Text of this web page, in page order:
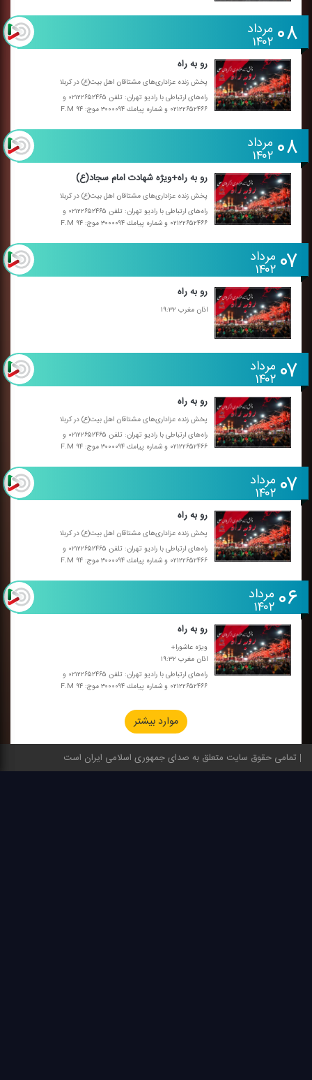
۰۸ مرداد
۱۴۰۲
رو به راه
پخش زنده عزاداری‌های مشتاقان اهل بیت(ع) در كربلا
راه‌های ارتباطی با رادیو تهران: تلفن ۰۲۱۲۲۶۵۲۴۶۵ و
۰۲۱۲۲۶۵۲۴۶۶ و شماره پیامك ۳۰۰۰۰۹۴ موج: F.M ۹۴
۰۸ مرداد
۱۴۰۲
رو به راه+ویژه شهادت امام سجاد(ع)
پخش زنده عزاداری‌های مشتاقان اهل بیت(ع) در كربلا
راه‌های ارتباطی با رادیو تهران: تلفن ۰۲۱۲۲۶۵۲۴۶۵ و
۰۲۱۲۲۶۵۲۴۶۶ و شماره پیامك ۳۰۰۰۰۹۴ موج: F.M ۹۴
۰۷ مرداد
۱۴۰۲
رو به راه
اذان مغرب ۱۹:۳۲
۰۷ مرداد
۱۴۰۲
رو به راه
پخش زنده عزاداری‌های مشتاقان اهل بیت(ع) در كربلا
راه‌های ارتباطی با رادیو تهران: تلفن ۰۲۱۲۲۶۵۲۴۶۵ و
۰۲۱۲۲۶۵۲۴۶۶ و شماره پیامك ۳۰۰۰۰۹۴ موج: F.M ۹۴
۰۷ مرداد
۱۴۰۲
رو به راه
پخش زنده عزاداری‌های مشتاقان اهل بیت(ع) در كربلا
راه‌های ارتباطی با رادیو تهران: تلفن ۰۲۱۲۲۶۵۲۴۶۵ و
۰۲۱۲۲۶۵۲۴۶۶ و شماره پیامك ۳۰۰۰۰۹۴ موج: F.M ۹۴
۰۶ مرداد
۱۴۰۲
رو به راه
ویژه عاشورا+
اذان مغرب ۱۹:۳۲
راه‌های ارتباطی با رادیو تهران: تلفن ۰۲۱۲۲۶۵۲۴۶۵ و
۰۲۱۲۲۶۵۲۴۶۶ و شماره پیامك ۳۰۰۰۰۹۴ موج: F.M ۹۴
موارد بیشتر
تمامی حقوق سایت متعلق به صدای جمهوری اسلامی ایران است